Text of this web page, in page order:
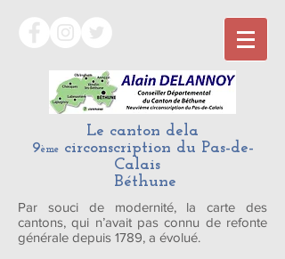
Le canton dela
9èmecirconscription du Pas-de-
Calais
Béthune
Par souci de modernité, la carte des
cantons, qui n’avait pas connu de refonte
générale depuis 1789, a évolué.